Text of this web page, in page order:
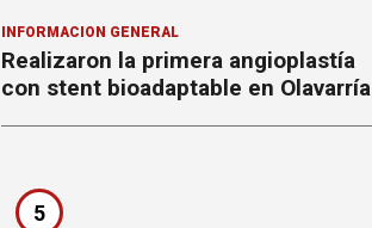
INFORMACION GENERAL
Realizaron la primera angioplastía
con stent bioadaptable en Olavarría
5